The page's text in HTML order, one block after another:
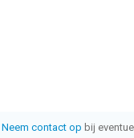
Neem contact op bij